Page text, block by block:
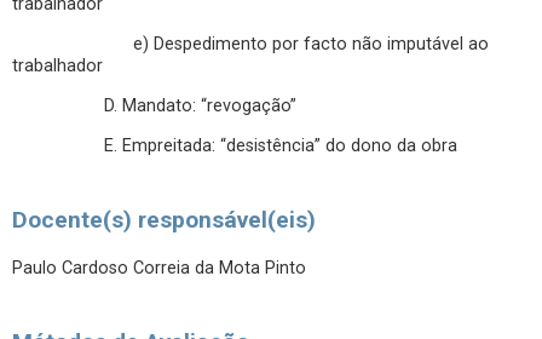
trabalhador
e) Despedimento por facto não imputável ao
trabalhador
D. Mandato: “revogação”
E. Empreitada: “desistência” do dono da obra
Docente(s) responsável(eis)
Paulo Cardoso Correia da Mota Pinto